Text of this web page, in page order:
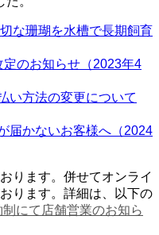
な珊瑚を水槽で長期飼育
のお知らせ（2023年4
い方法の変更について
届かないお客様へ（2024
ります。併せてオンライ
ります。詳細は、以下の
制にて店舗営業のお知ら